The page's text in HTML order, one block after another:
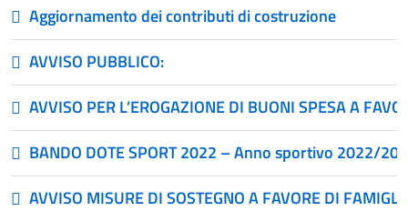
Aggiornamento dei contributi di costruzione
AVVISO PUBBLICO:
AVVISO PER L’EROGAZIONE DI BUONI SPESA A
BANDO DOTE SPORT 2022 – Anno sportivo 2022/
AVVISO MISURE DI SOSTEGNO A FAVORE DI